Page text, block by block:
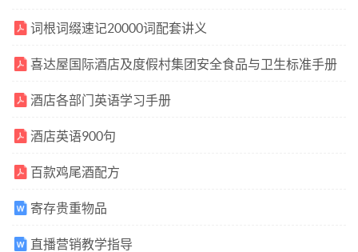
词根词缀速记20000词配套讲义
喜达屋国际酒店及度假村集团安全食品与卫生标准手册
酒店各部门英语学习手册
酒店英语900句
百款鸡尾酒配方
寄存贵重物品
直播营销教学指导